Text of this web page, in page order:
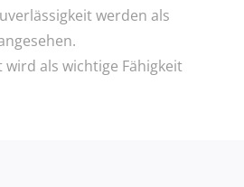
werden als
als wichtige Fähigkeit